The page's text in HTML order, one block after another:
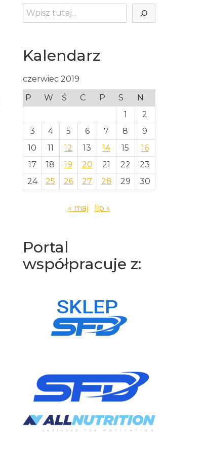
Szukaj
Kalendarz
czerwiec 2019
P
W Ś C P S
N
1
2
3
4 5 6 7 8
9
10
11 12 13 14 15
16
17
18 19 20 21 22
23
24
25 26 27 28 29 30
« maj lip »
Portal
współpracuje z: